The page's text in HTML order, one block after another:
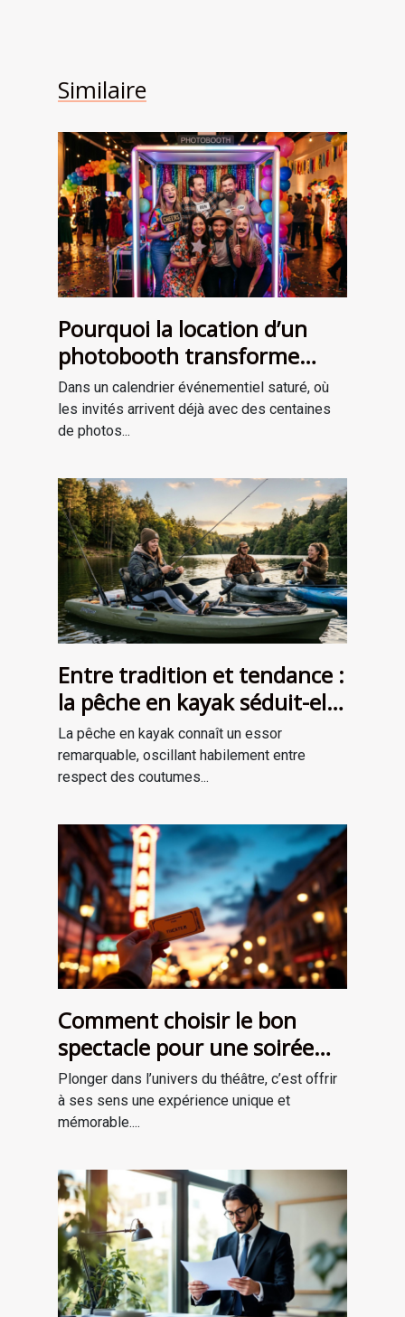
Similaire
Pourquoi la location d’un
photobooth transforme
l’ambiance de votre
événement
Dans un calendrier événementiel saturé, où
les invités arrivent déjà avec des centaines
de photos...
Entre tradition et tendance :
la pêche en kayak séduit-elle
une nouvelle génération ?
La pêche en kayak connaît un essor
remarquable, oscillant habilement entre
respect des coutumes...
Comment choisir le bon
spectacle pour une soirée
théâtrale inoubliable ?
Plonger dans l’univers du théâtre, c’est offrir
à ses sens une expérience unique et
mémorable....